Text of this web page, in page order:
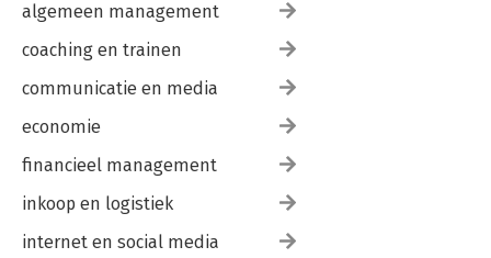
algemeen management
coaching en trainen
communicatie en media
economie
financieel management
inkoop en logistiek
internet en social media